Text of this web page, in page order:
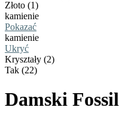
Złoto (1)
kamienie
Pokazać
kamienie
Ukryć
Kryształy (2)
Tak (22)
Damski